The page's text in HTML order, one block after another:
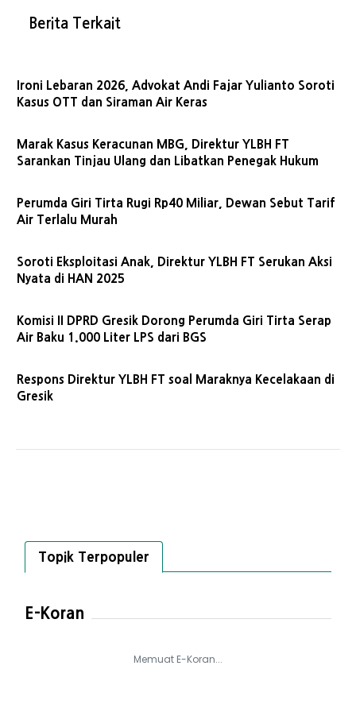
Berita Terkait
Ironi Lebaran 2026, Advokat Andi Fajar Yulianto Soroti
Kasus OTT dan Siraman Air Keras
Marak Kasus Keracunan MBG, Direktur YLBH FT
Sarankan Tinjau Ulang dan Libatkan Penegak Hukum
Perumda Giri Tirta Rugi Rp40 Miliar, Dewan Sebut Tarif
Air Terlalu Murah
Soroti Eksploitasi Anak, Direktur YLBH FT Serukan Aksi
Nyata di HAN 2025
Komisi II DPRD Gresik Dorong Perumda Giri Tirta Serap
Air Baku 1.000 Liter LPS dari BGS
Respons Direktur YLBH FT soal Maraknya Kecelakaan di
Gresik
Topik Terpopuler
E-Koran
Memuat E-Koran...